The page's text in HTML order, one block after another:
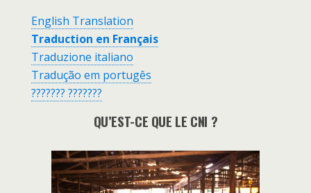
English Translation
Traduction en Français
Traduzione italiano
Tradução em portugês
??????? ???????
QU’EST-CE QUE LE CNI ?